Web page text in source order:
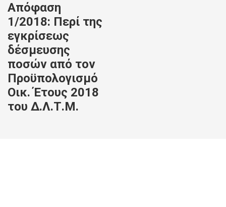
Απόφαση
1/2018: Περί της
εγκρίσεως
δέσμευσης
ποσών από τον
Προϋπολογισμό
Οικ. Έτους 2018
του Δ.Λ.Τ.Μ.